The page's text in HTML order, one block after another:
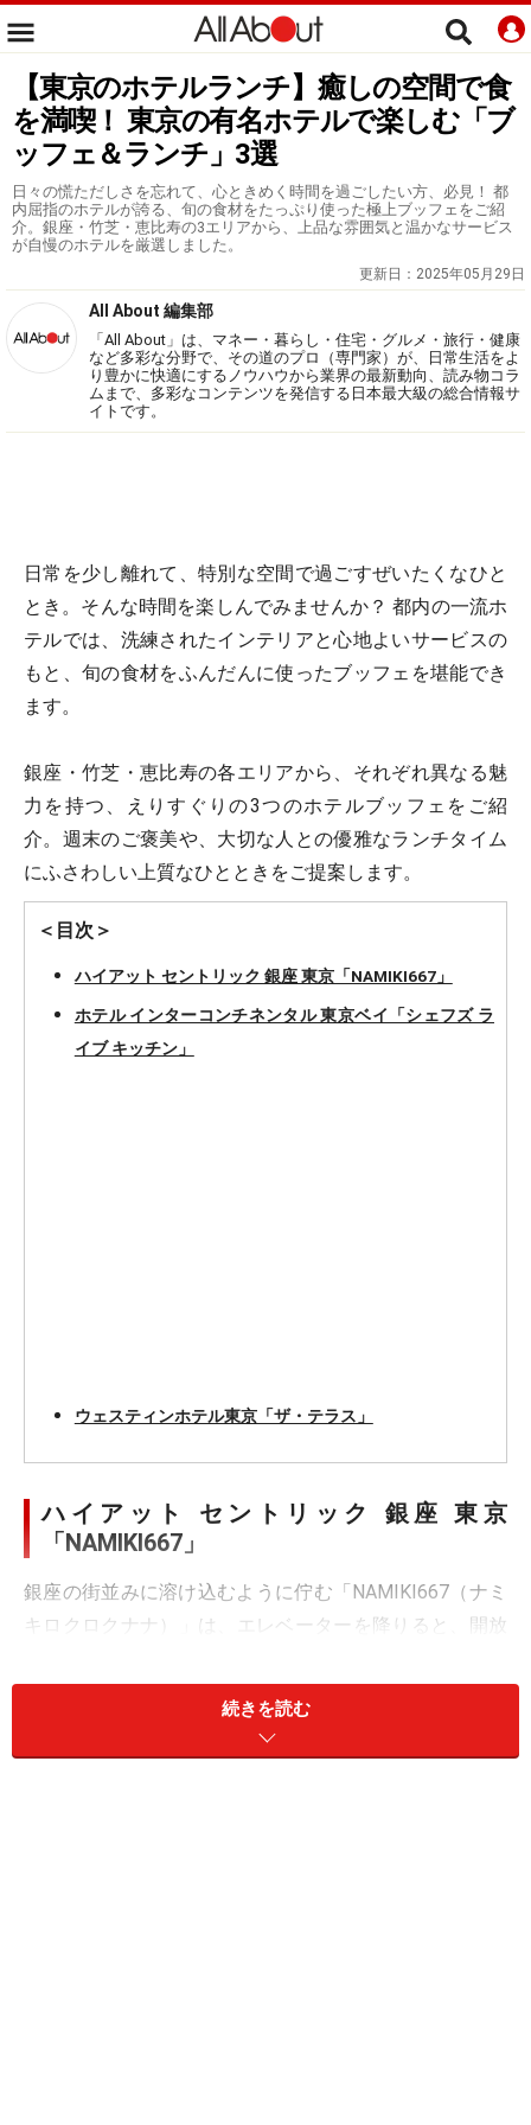
【東京のホテルランチ】癒しの空間で食
を満喫！ 東京の有名ホテルで楽しむ「ブ
ッフェ＆ランチ」3選
日々の慌ただしさを忘れて、心ときめく時間を過ごしたい方、必見！ 都
内屈指のホテルが誇る、旬の食材をたっぷり使った極上ブッフェをご紹
介。銀座・竹芝・恵比寿の3エリアから、上品な雰囲気と温かなサービス
が自慢のホテルを厳選しました。
更新日： 2025年05月29日
All About 編集部
「All About」は、マネー・暮らし・住宅・グルメ・旅行・健康
など多彩な分野で、その道のプロ（専門家）が、日常生活をよ
り豊かに快適にするノウハウから業界の最新動向、読み物コラ
ムまで、多彩なコンテンツを発信する日本最大級の総合情報サ
イトです。
日常を少し離れて、特別な空間で過ごすぜいたくなひと
とき。そんな時間を楽しんでみませんか？ 都内の一流ホ
テルでは、洗練されたインテリアと心地よいサービスの
もと、旬の食材をふんだんに使ったブッフェを堪能でき
ます。
銀座・竹芝・恵比寿の各エリアから、それぞれ異なる魅
力を持つ、えりすぐりの3つのホテルブッフェをご紹
介。週末のご褒美や、大切な人との優雅なランチタイム
にふさわしい上質なひとときをご提案します。
＜目次＞
ハイアット セントリック 銀座 東京「NAMIKI667」
ホテル インターコンチネンタル 東京ベイ「シェフズ ラ
イブ キッチン」
ウェスティンホテル東京「ザ・テラス」
ハイアット セントリック 銀座 東京
「NAMIKI667」
銀座の街並みに溶け込むように佇む「NAMIKI667（ナミ
キロクロクナナ）」は、エレベーターを降りると、開放
週末限定で開催される「Weekend Brunch Buffet」
は、“ダイエット中でも好きなものを自由に楽しめるチー
続きを読む